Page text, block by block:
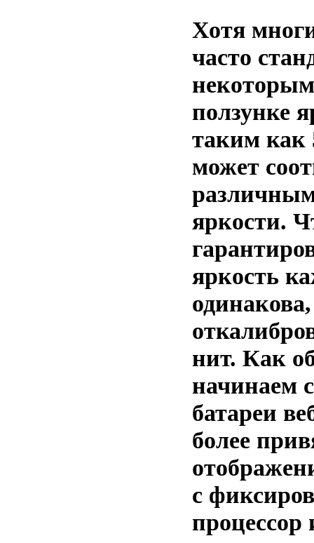
Хотя
часто
ползунке
таким как
может
яркости.
яркость
нит. Как
начинаем
батареи
более
с
процессор